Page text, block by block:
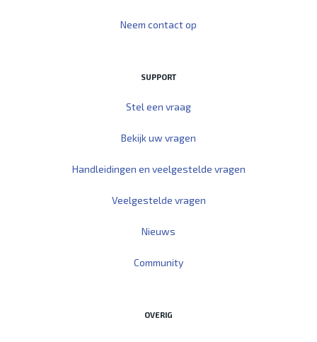
Neem contact op
SUPPORT
Stel een vraag
Bekijk uw vragen
Handleidingen en veelgestelde vragen
Veelgestelde vragen
Nieuws
Community
OVERIG